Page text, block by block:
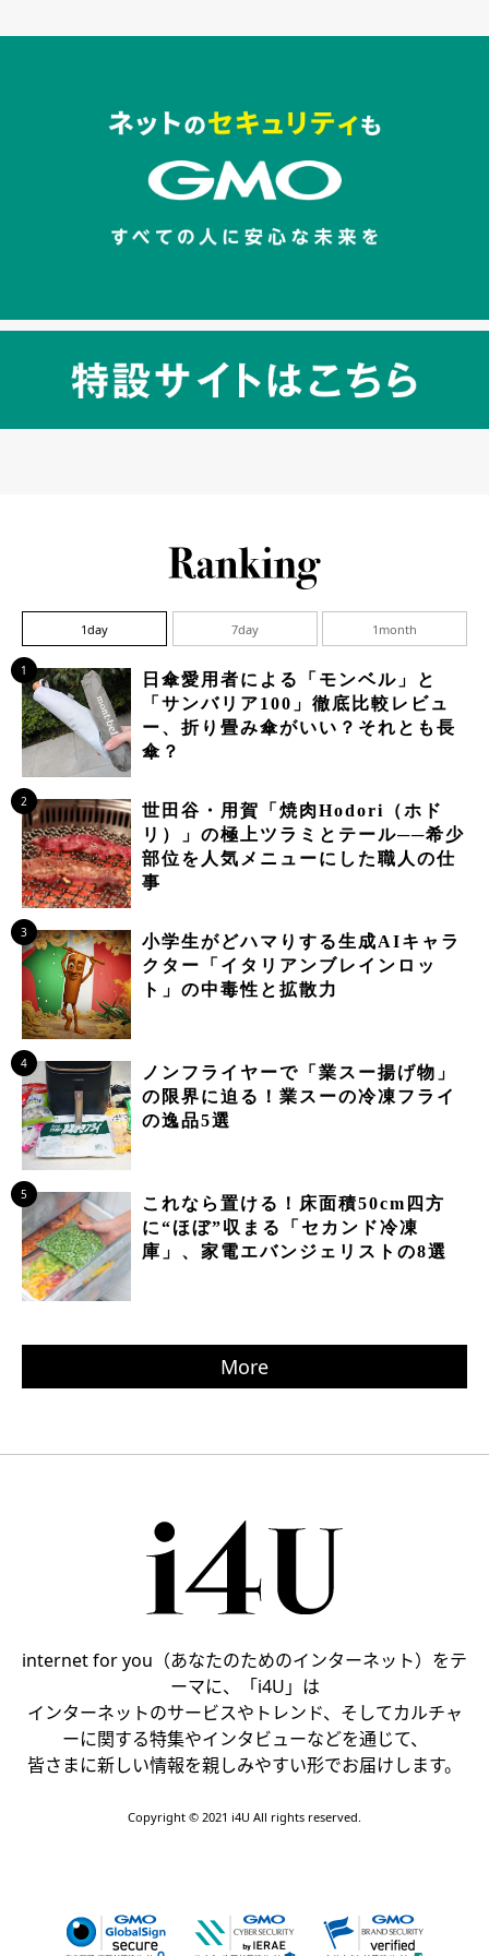
セキュリティキャンペーンでのバナー
1day 7day 1month
1
日傘愛用者による「モンベル」と
「サンバリア100」徹底比較レビュ
ー、折り畳み傘がいい？それとも長
傘？
2
世田谷・用賀「焼肉Hodori（ホド
リ）」の極上ツラミとテール──希少
部位を人気メニューにした職人の仕
事
3
小学生がどハマりする生成AIキャラ
クター「イタリアンブレインロッ
ト」の中毒性と拡散力
4
ノンフライヤーで「業スー揚げ物」
の限界に迫る！業スーの冷凍フライ
の逸品5選
5
これなら置ける！床面積50cm四方
に“ほぼ”収まる「セカンド冷凍
庫」、家電エバンジェリストの8選
More
internet for you（あなたのためのインターネット）をテ
ーマに、「i4U」は
インターネットのサービスやトレンド、そしてカルチャ
ーに関する特集やインタビューなどを通じて、
皆さまに新しい情報を親しみやすい形でお届けします。
Copyright © 2021 i4U All rights reserved.